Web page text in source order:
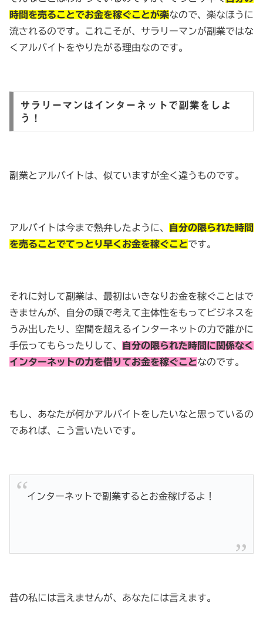
時間を売ることでお金を稼ぐことが楽なので、楽なほうに
流されるのです。これこそが、サラリーマンが副業ではな
くアルバイトをやりたがる理由なのです。
サラリーマンはインターネットで副業をしよ
う！
副業とアルバイトは、似ていますが全く違うものです。
アルバイトは今まで熱弁したように、
自分の限られた時間
を売ることでてっとり早くお金を稼ぐことです。
それに対して副業は、最初はいきなりお金を稼ぐことはで
きませんが、自分の頭で考えて主体性をもってビジネスを
うみ出したり、空間を超えるインターネットの力で誰かに
手伝ってもらったりして、
自分の限られた時間に関係なく
インターネットの力を借りてお金を稼ぐことなのです。
もし、あなたが何かアルバイトをしたいなと思っているの
であれば、こう言いたいです。
インターネットで副業するとお金稼げるよ！
昔の私には言えませんが、あなたには言えます。